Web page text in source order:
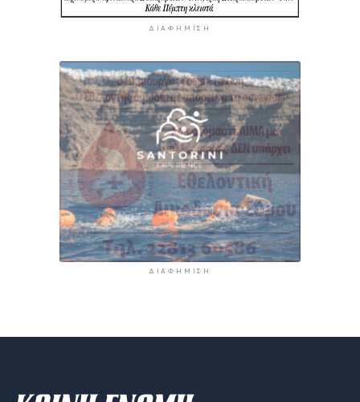
ΔΙΑΦΉΜΙΣΗ
ΔΙΑΦΉΜΙΣΗ